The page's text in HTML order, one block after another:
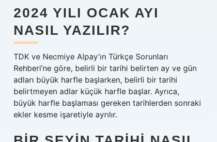
2024 YILI OCAK AYI
NASIL YAZILIR?
TDK ve Necmiye Alpay’ın Türkçe Sorunları
Rehberi’ne göre, belirli bir tarihi belirten ay ve gün
adları büyük harfle başlarken, belirli bir tarihi
belirtmeyen adlar küçük harfle başlar. Ayrıca,
büyük harfle başlaması gereken tarihlerden sonraki
ekler kesme işaretiyle ayrılır.